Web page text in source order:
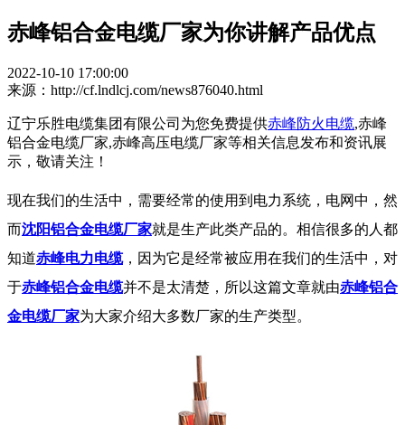
赤峰铝合金电缆厂家为你讲解产品优点
2022-10-10 17:00:00
来源：http://cf.lndlcj.com/news876040.html
辽宁乐胜电缆集团有限公司为您免费提供赤峰防火电缆,赤峰
铝合金电缆厂家,赤峰高压电缆厂家等相关信息发布和资讯展
示，敬请关注！
现在我们的生活中，需要经常的使用到电力系统，电网中，然
而沈阳铝合金电缆厂家就是生产此类产品的。相信很多的人都
知道赤峰电力电缆，因为它是经常被应用在我们的生活中，对
于赤峰铝合金电缆并不是太清楚，所以这篇文章就由赤峰铝合
金电缆厂家为大家介绍大多数厂家的生产类型。